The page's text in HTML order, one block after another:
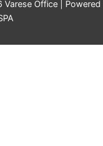
Office | Powered